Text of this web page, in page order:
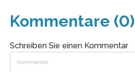
Kommentare (0)
Schreiben Sie einen Kommentar